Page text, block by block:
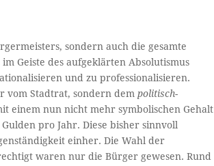
sondern auch die gesamte
Geiste des aufgeklärten Absolutismus
und zu professionalisieren.
vom Stadtrat, sondern dem politisch-
einem nun nicht mehr symbolischen Gehalt
pro Jahr. Diese bisher sinnvoll
einher. Die Wahl der
waren nur die Bürger gewesen. Rund